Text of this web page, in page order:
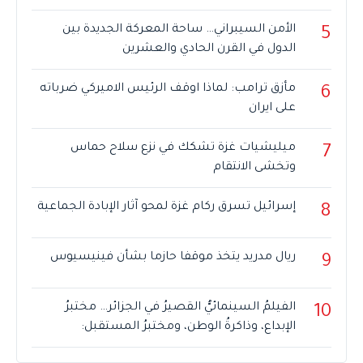
5
الأمن السيبراني… ساحة المعركة الجديدة بين
الدول في القرن الحادي والعشرين
6
مأزق ترامب: لماذا اوقف الرئيس الاميركي ضرباته
على ايران
7
ميليشيات غزة تشكك في نزع سلاح حماس
وتخشى الانتقام
8 إسرائيل تسرق ركام غزة لمحو آثار الإبادة الجماعية
9 ريال مدريد يتخذ موقفا حازما بشأن فينيسيوس
10
الفيلمُ السينمائيُّ القصيرُ في الجزائر… مختبرُ
الإبداع، وذاكرةُ الوطن، ومختبرُ المستقبل: